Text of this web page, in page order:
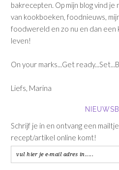
bakrecepten. Op mijn blog vind
van kookboeken, foodnieuws,
foodwereld en zo nu en dan een
leven!
On your marks...Get
Liefs, Marina
Schrijf je in en ontvang een
recept/artikel online komt!
vul
hier